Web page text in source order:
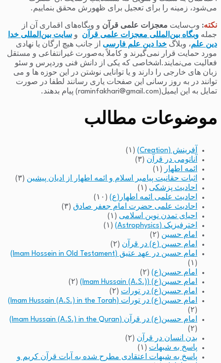
می‌شود، زمینه را برای تعجیل برای ظهورش محقق بنماییم.
نکته: وب‌سایت معجزات علمی قرآن و وبگاه‌های اقماری آن از
جمله وبگاه بین‌المللی معجزات علمی قرآن و سایت بین‌المللی خدا
دین علم، وبلاگ خدا دین علم فارسی از جانب هیچ ارگان یا نهادی
مورد حمایت قرار نمی‌گیرند و کاملاً به‌صورت غیرانتفاعی و مستقل
فعالیت می‌نمایند.اشخاصی که یکی از دانش فنی وردپرس و سئو
زبان های خارجی را دارند و یا توانایی نوشتن در این حوزه ها و می
توانند در به روز رسانی این صفحات یاری رسانند لطفا در صورت
تمایل به این ایمیل(raminfakhari@gmail.com) پیام بدهند.
موضوعات مطالب
آفرینش (Creation)
(۱)
آناتومی در قرآن (۳)
ائمه اطهار
(۱)
اثبات حقانیت پیامبر اسلام و ائمه اطهار از ادیان پیشین (۳)
احادیث پزشکی (۱)
احادیث علمی ائمه اطهار(ع) (۱۰)
احادیث علمی حضرت امام جعفر صادق (۳)
احیای تمدن نوین اسلامی (۱)
اخترفیزیک (Astrophysics)
(۱)
امام حسین (۲)
امام حسین (ع) در قرآن (۲)
امام حسین در عهد عتیق (Imam Hossein in Old Testament)
(۱)
امام حسین(ع) (۲)
امام حسین(ع) (Imam Hussain (A.S.))
(۲)
امام حسین(ع) در تورات (۲)
امام حسین(ع) در تورات (Imam Hussain (A.S.) in the Torah)
(۲)
امام حسین(ع) در قرآن (Imam Hussain (A.S.) in the Quran)
(۲)
بدن انسان در قرآن (۲)
پاسخ به شبهات (۱)
پاسخ به شبهات اعتقادی مطرح شده به آیات قرآن کریم و